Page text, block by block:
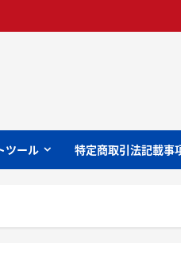
ツール 特定商取引法記載事